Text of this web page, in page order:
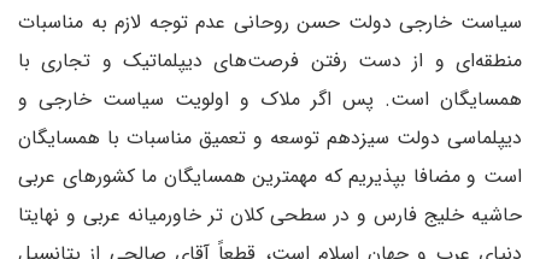
سیاست خارجی دولت حسن روحانی عدم توجه لازم به مناسبات
منطقه‌ای و از دست رفتن فرصت‌های دیپلماتیک و تجاری با
همسایگان است. پس اگر ملاک و اولویت سیاست خارجی و
دیپلماسی دولت سیزدهم توسعه و تعمیق مناسبات با همسایگان
است و مضافا بپذیریم که مهمترین همسایگان ما کشورهای عربی
حاشیه خلیج فارس و در سطحی کلان تر خاورمیانه عربی و نهایتا